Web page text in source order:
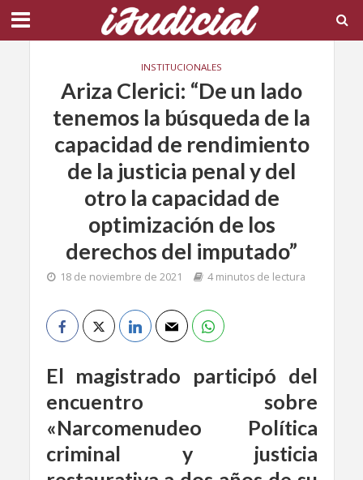
INSTITUCIONALES
Ariza Clerici: “De un lado
tenemos la búsqueda de la
capacidad de rendimiento
de la justicia penal y del
otro la capacidad de
optimización de los
derechos del imputado”
18 de noviembre de 2021 4 minutos de lectura
El magistrado participó del
encuentro sobre
«Narcomenudeo Política
criminal y justicia